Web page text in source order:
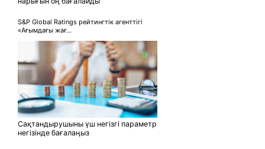
S&P Global Ratings рейтингтік агенттігі
«Ағымдағы жағ...
Сақтандырушыны үш негізгі параметр
негізінде бағалаңыз